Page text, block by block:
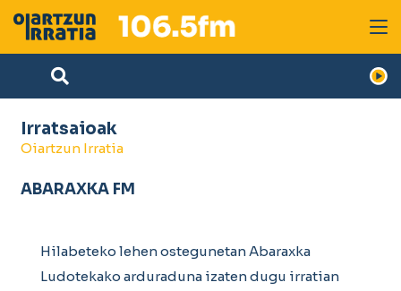
Irratsaioak
Oiartzun Irratia
ABARAXKA FM
Hilabeteko lehen ostegunetan Abaraxka
Ludotekako arduraduna izaten dugu irratian